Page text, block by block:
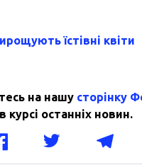
їстівні квіти
на нашу сторінку
останніх новин.